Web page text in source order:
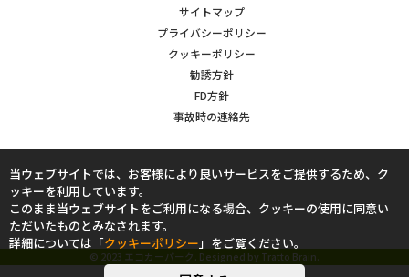
サイトマップ
プライバシーポリシー
クッキーポリシー
勧誘方針
FD方針
事故時の連絡先
© 2023 エコカーパーク. Designed by Tratto Brain.
当ウェブサイトでは、お客様により良いサービスをご提供するため、ク
ッキーを利用しています。
このまま当ウェブサイトをご利用になる場合、クッキーの使用に同意い
ただいたものとみなされます。
詳細については「クッキーポリシー 」をご覧ください。